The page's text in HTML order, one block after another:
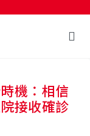
機：相信
接收確診